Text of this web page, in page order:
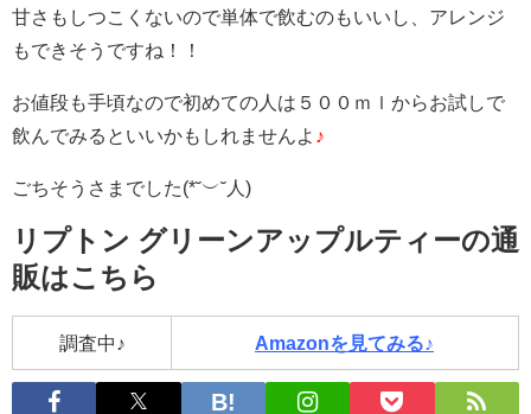
甘さもしつこくないので単体で飲むのもいいし、アレンジ
もできそうですね！！
お値段も手頃なので初めての人は５００ｍｌからお試しで
飲んでみるといいかもしれませんよ ♪
ごちそうさまでした(*˘︶˘人)
リプトン グリーンアップルティーの通
販はこちら
調査中♪ Amazonを見てみる♪